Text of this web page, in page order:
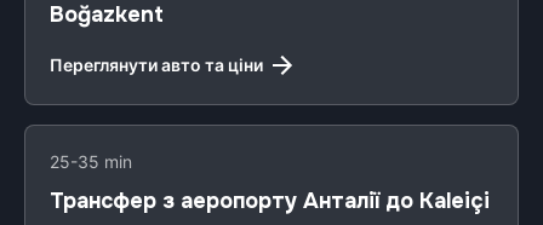
Boğazkent
Переглянути авто та ціни
25-35 min
Трансфер з аеропорту Анталії до Kaleiçi